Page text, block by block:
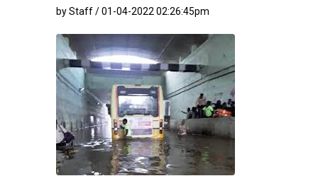
by Staff / 01-04-2022 02:26:45pm